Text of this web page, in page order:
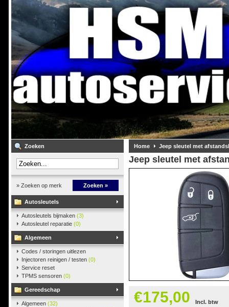
Zoeken
» Zoeken op merk Zoeken »
Autosleutels
Autosleutels bijmaken (3)
Autosleutel reparatie (0)
Algemeen
Codes / storingen uitlezen
Injectoren reinigen / testen (0)
Service reset
TPMS sensoren (0)
Gereedschap
Algemeen (32)
Home Jeep sleutel met
Jeep sleutel met
€175,00 Incl. btw